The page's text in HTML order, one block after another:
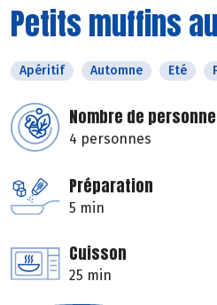
Petits muffins
Apéritif Automne Eté
Nombre de
4 personnes
Préparation
5 min
Cuisson
25 min